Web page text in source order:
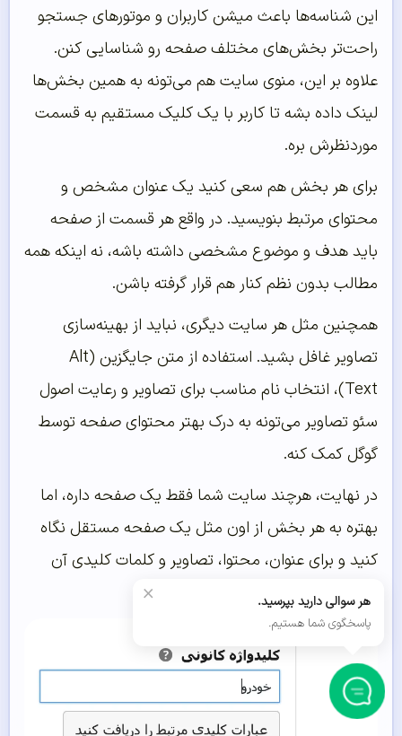
این شناسه‌ها باعث میشن کاربران و موتورهای جستجو
راحت‌تر بخش‌های مختلف صفحه رو شناسایی کنن.
علاوه بر این، منوی سایت هم می‌تونه به همین بخش‌ها
لینک داده بشه تا کاربر با یک کلیک مستقیم به قسمت
موردنظرش بره.
برای هر بخش هم سعی کنید یک عنوان مشخص و
محتوای مرتبط بنویسید. در واقع هر قسمت از صفحه
باید هدف و موضوع مشخصی داشته باشه، نه اینکه همه
مطالب بدون نظم کنار هم قرار گرفته باشن.
همچنین مثل هر سایت دیگری، نباید از بهینه‌سازی
تصاویر غافل بشید. استفاده از متن جایگزین (Alt
Text)، انتخاب نام مناسب برای تصاویر و رعایت اصول
سئو تصاویر می‌تونه به درک بهتر محتوای صفحه توسط
گوگل کمک کنه.
در نهایت، هرچند سایت شما فقط یک صفحه داره، اما
بهتره به هر بخش از اون مثل یک صفحه مستقل نگاه
کنید و برای عنوان، محتوا، تصاویر و کلمات کلیدی آن
برنامه مشخصی داشته باشید.
× هر سوالی دارید بپرسید.
پاسخگوی شما هستیم.